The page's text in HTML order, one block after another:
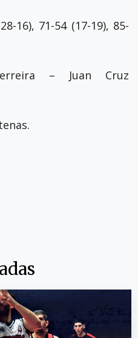
16), 71-54 (17-19), 85-
– Juan Cruz